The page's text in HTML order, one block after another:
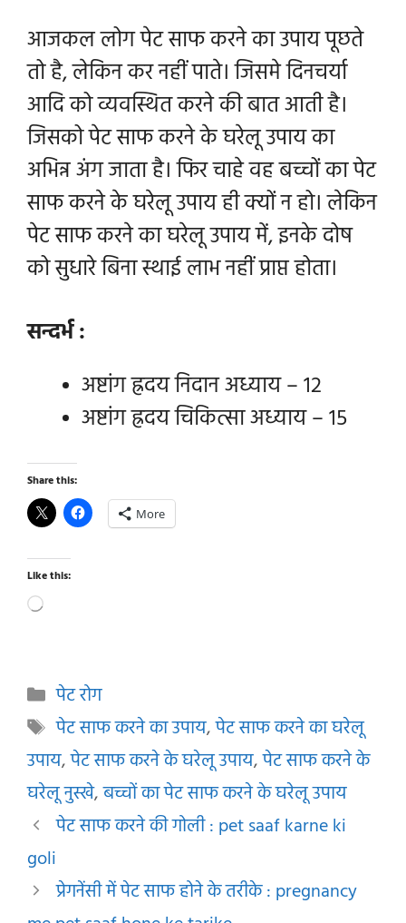
आजकल लोगपेट साफ करने का उपाय पूछते
तो है, लेकिन कर नहीं पाते। जिसमे दिनचर्या
आदि को व्यवस्थित करने की बात आती है।
जिसको पेट साफ करने के घरेलू उपाय का
अभिन्न अंग जाता है। फिर चाहे वहबच्चों का पेट
साफ करने के घरेलू उपाय ही क्यों न हो। लेकिन
पेट साफ करने का घरेलू उपाय में, इनके दोष
को सुधारे बिना स्थाई लाभ नहीं प्राप्त होता।
सन्दर्भ :
अष्टांग ह्रदय निदान अध्याय – 12
अष्टांग ह्रदय चिकित्सा अध्याय – 15
Share this:
More
Like this:
Loading…
Categories
पेट रोग
Tags
पेट साफ करने का उपाय,पेट साफ करने का घरेलू
उपाय,पेट साफ करने के घरेलू उपाय,पेट साफ करने के
घरेलू नुस्खे,बच्चों का पेट साफ करने के घरेलू उपाय
पेट साफ करने की गोली : pet saaf karne ki
goli
प्रेगनेंसी में पेट साफ होने के तरीके : pregnancy